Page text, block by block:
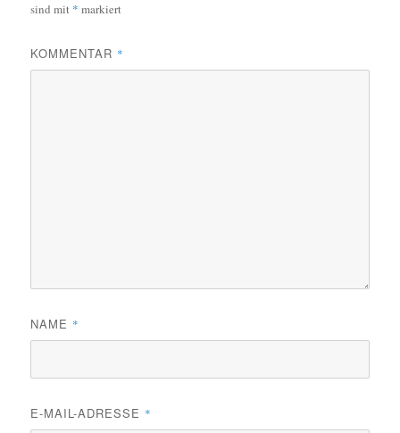
sind mit * markiert
KOMMENTAR *
NAME *
E-MAIL-ADRESSE *